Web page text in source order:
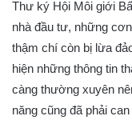
Thư ký Hội Môi giới
nhà đầu tư, những
thậm chí còn bị lừa
hiện những thông tin
càng thường xuyên
năng cũng đã phải